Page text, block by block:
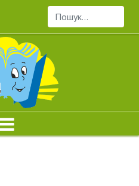
Пошук...